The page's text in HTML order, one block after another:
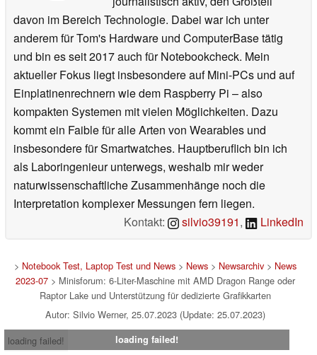
davon im Bereich Technologie. Dabei war ich unter
anderem für Tom's Hardware und ComputerBase tätig
und bin es seit 2017 auch für Notebookcheck. Mein
aktueller Fokus liegt insbesondere auf Mini-PCs und auf
Einplatinenrechnern wie dem Raspberry Pi – also
kompakten Systemen mit vielen Möglichkeiten. Dazu
kommt ein Faible für alle Arten von Wearables und
insbesondere für Smartwatches. Hauptberuflich bin ich
als Laboringenieur unterwegs, weshalb mir weder
naturwissenschaftliche Zusammenhänge noch die
Interpretation komplexer Messungen fern liegen.
Kontakt:
silvio39191, LinkedIn
> Notebook Test, Laptop Test und News> News> Newsarchiv> News
2023-07> Minisforum: 6-Liter-Maschine mit AMD Dragon Range oder
Raptor Lake und Unterstützung für dedizierte Grafikkarten
Autor: Silvio Werner, 25.07.2023 (Update: 25.07.2023)
loading failed!
loading failed!